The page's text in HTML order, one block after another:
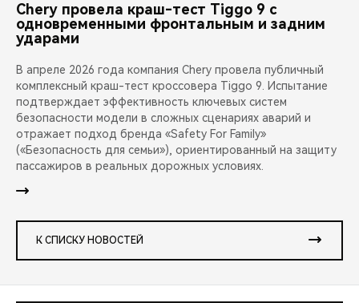
Chery провела краш-тест Tiggo 9 с
одновременными фронтальным и задним
ударами
В апреле 2026 года компания Chery провела публичный
комплексный краш-тест кроссовера Tiggo 9. Испытание
подтверждает эффективность ключевых систем
безопасности модели в сложных сценариях аварий и
отражает подход бренда «Safety For Family»
(«Безопасность для семьи»), ориентированный на защиту
пассажиров в реальных дорожных условиях.
К СПИСКУ НОВОСТЕЙ